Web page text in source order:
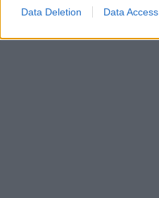
Data Deletion Data Access